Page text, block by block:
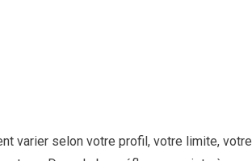
varier selon votre profil, votre limite, votre